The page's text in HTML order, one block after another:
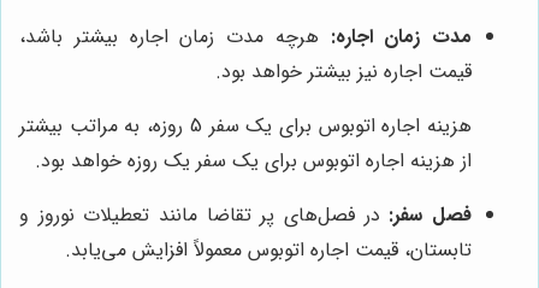
مدت زمان اجاره: هرچه مدت زمان اجاره بیشتر باشد،
قیمت اجاره نیز بیشتر خواهد بود.
هزینه اجاره اتوبوس برای یک سفر 5 روزه، به مراتب بیشتر
از هزینه اجاره اتوبوس برای یک سفر یک روزه خواهد بود.
فصل سفر: در فصل‌های پر تقاضا مانند تعطیلات نوروز و
تابستان، قیمت اجاره اتوبوس معمولاً افزایش می‌یابد.